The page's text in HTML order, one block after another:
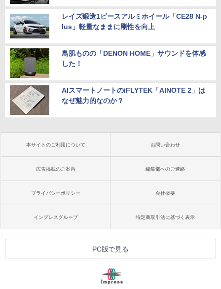
レイズ鍛造1ピースアルミホイール「CE28 N-p
lus」軽量なままに剛性を向上
鳥肌ものの「DENON HOME」サウンドを体感
した！
AIスマートノートのiFLYTEK「AINOTE 2」は
なぜ魅力的なのか？
本サイトのご利用について お問い合わせ
広告掲載のご案内 編集部へのご連絡
プライバシーポリシー 会社概要
インプレスグループ 特定商取引法に基づく表示
PC版で見る